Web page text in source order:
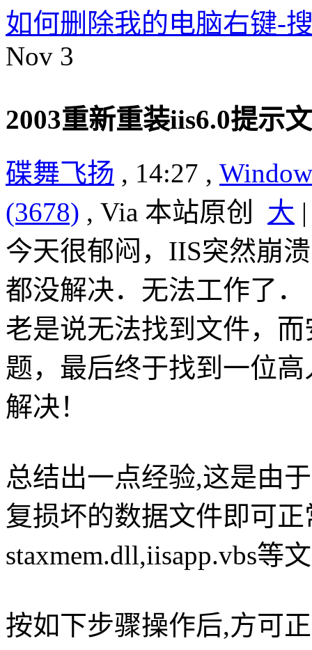
如何删除我的电脑右键-
Nov 3
2003重新重装iis6.0提示
碟舞飞扬 , 14:27 ,
(3678) , Via 本站原创 大
今天很郁闷，IIS突然崩
都没解决．无法工作了．
老是说无法找到文件，
题，最后终于找到一位
解决！
总结出一点经验,这是由
复损坏的数据文件即可
staxmem.dll,iisapp.vbs等
按如下步骤操作后,方可